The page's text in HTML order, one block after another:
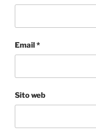
Email*
Sito web